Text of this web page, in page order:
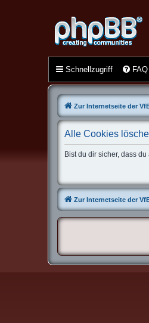
Schnellzugriff FAQ
Zur Internetseite der
Alle Cookies
Bist du dir sicher, dass
Zur Internetseite der